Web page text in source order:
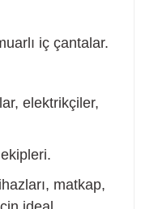
iç çantalar.
elektrikçiler,
matkap,